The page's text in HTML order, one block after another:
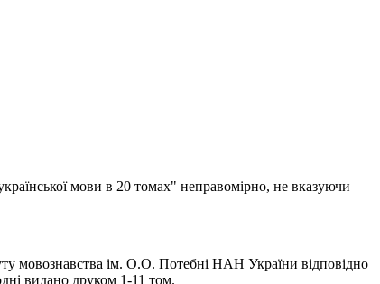
мови в 20 томах" неправомірно, не вказуючи
мовознавства ім. О.О. Потебні НАН України відповідно
видано друком 1-11 том.